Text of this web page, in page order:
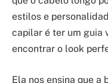
estilos e
capilar é ter um guia
encontrar o look
Ela nos ensina que a